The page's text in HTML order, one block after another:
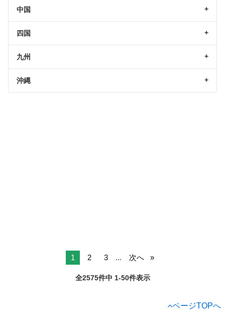
中国
四国
九州
沖縄
1 2 3 ... 次へ
全2575件中 1-50件表示
ページTOPへ